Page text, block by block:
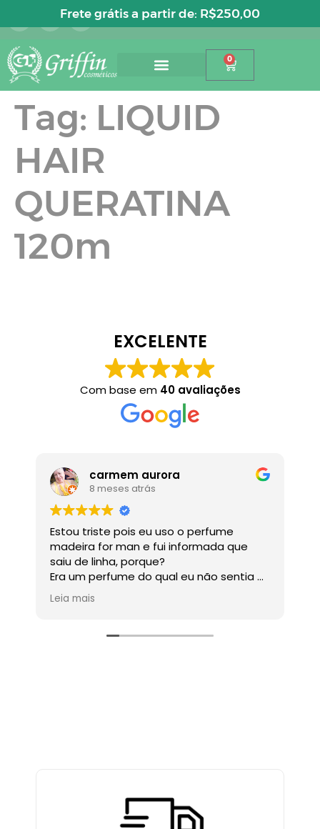
Entre ou cadastre-se
0
Tag: LIQUID
HAIR
QUERATINA
120m
EXCELENTE
Com base em 40 avaliações
carmem aurora
8 meses atrás
Estou triste pois eu uso o perfume
madeira for man e fui informada que
saiu de linha, porque?
Era um perfume do qual eu não sentia o
cheiro , mas onde eu passava as
pessoas adoravam.
Leia mais
Frete grátis a partir de: R$250,00